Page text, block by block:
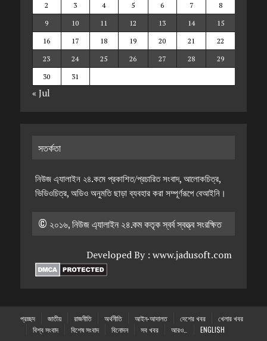
2
3 4 5 6 7
8
9
10 11 12 13 14
15
16
17 18 19 20 21
22
23
24 25 26 27 28
29
30
31
« Jul
সতর্কতা
নিউজ এ্যালাইন ২৪.কমে প্রকাশিত/প্রচারিত সংবাদ, আলোকচিত্র,
ভিডিওচিত্র, অডিও অনুমতি ছাড়া ব্যবহার করা সম্পূর্ণরূপে বেআইনি।
© ২০১৬, নিউজ এ্যালাইন ২৪.কম কতৃক স্বর্ব স্বত্ত্ব সংরক্ষিত
Developed By :www.jadusoft.com
প্রচ্ছদ জাতীয় রাজনীতি অর্থনীতি আইন-আদালত দেশের খবর
খেলার খবর
বিশ্ব সংবাদ
বিশেষ সংবাদ বিনোদন সব খবর আরও… ENGLISH